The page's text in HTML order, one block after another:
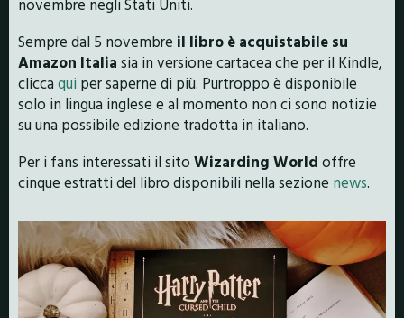
Sempre dal 5 novembre il libro è acquistabile su
Amazon Italia sia in versione cartacea che per il Kindle,
clicca qui per saperne di più. Purtroppo è disponibile
solo in lingua inglese e al momento non ci sono notizie
su una possibile edizione tradotta in italiano.
Per i fans interessati il sito Wizarding World offre
cinque estratti del libro disponibili nella sezione news.